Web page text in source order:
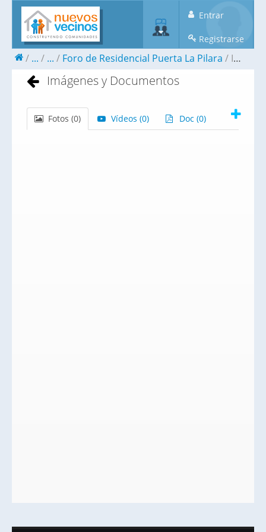
Entrar
Registrarse
... ... Foro de Residencial Puerta La Pilara Imágenes y Documentos
Imágenes y Documentos
Fotos (0) Vídeos (0) Doc (0)